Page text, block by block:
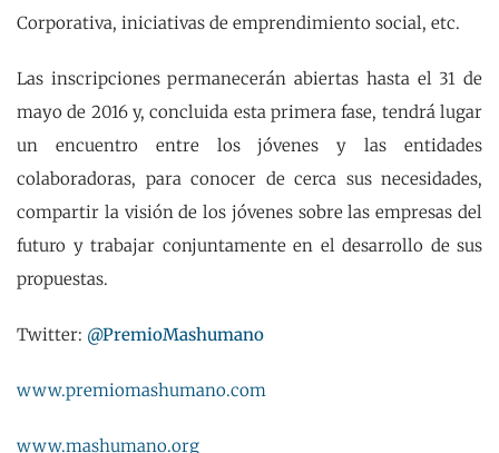
Corporativa, iniciativas de emprendimiento social, etc.
Las inscripciones permanecerán abiertas hasta el 31 de
mayo de 2016 y, concluida esta primera fase, tendrá lugar
un encuentro entre los jóvenes y las entidades
colaboradoras, para conocer de cerca sus necesidades,
compartir la visión de los jóvenes sobre las empresas del
futuro y trabajar conjuntamente en el desarrollo de sus
propuestas.
Twitter: @PremioMashumano
www.premiomashumano.com
www.mashumano.org